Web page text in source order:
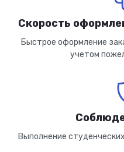
Скорость
Быстрое оформление
учетом
Выполнение